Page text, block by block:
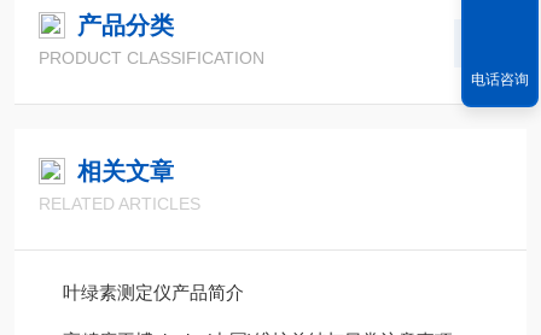
产品分类
PRODUCT CLASSIFICATION
相关文章
RELATED ARTICLES
叶绿素测定仪产品简介
电话咨询